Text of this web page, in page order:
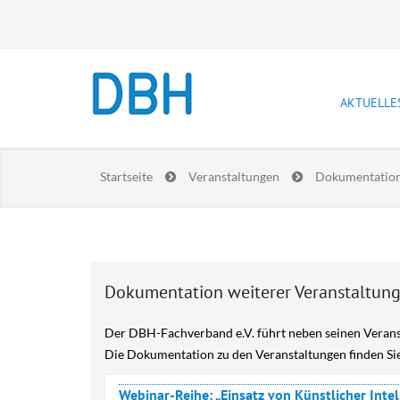
Startseite Veranstaltungen
Dokumentation weiterer
Der DBH-Fachverband e.V. führt neben seinen
Die Dokumentation zu den Veranstaltungen finden
Webinar-Reihe: „Einsatz von Künstlicher